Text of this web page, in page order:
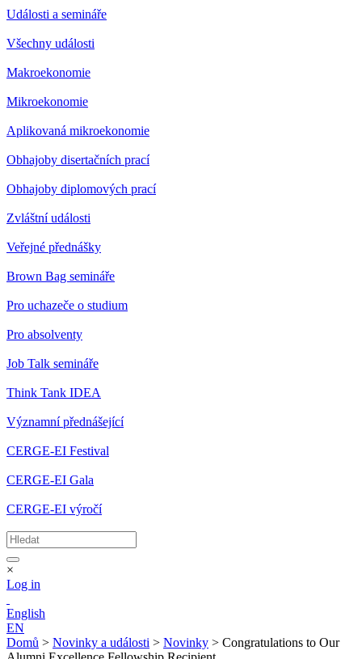
Události a semináře
Všechny události
Makroekonomie
Mikroekonomie
Aplikovaná mikroekonomie
Obhajoby disertačních prací
Obhajoby diplomových prací
Zvláštní události
Veřejné přednášky
Brown Bag semináře
Pro uchazeče o studium
Pro absolventy
Job Talk semináře
Think Tank IDEA
Významní přednášející
CERGE-EI Festival
CERGE-EI Gala
CERGE-EI výročí
×
Log in
English
EN
Domů > Novinky a události > Novinky > Congratulations to Our